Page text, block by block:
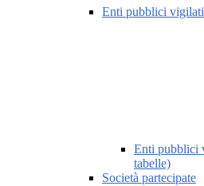
Enti pubblici vigilati
Enti pubblici
tabelle)
Società partecipate